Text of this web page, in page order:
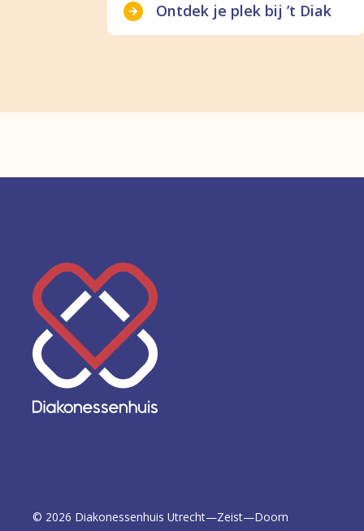
Ontdek je plek bij ’t Diak
Keer
terug
naar
de
homepage
© 2026 Diakonessenhuis Utrecht—Zeist—Doorn